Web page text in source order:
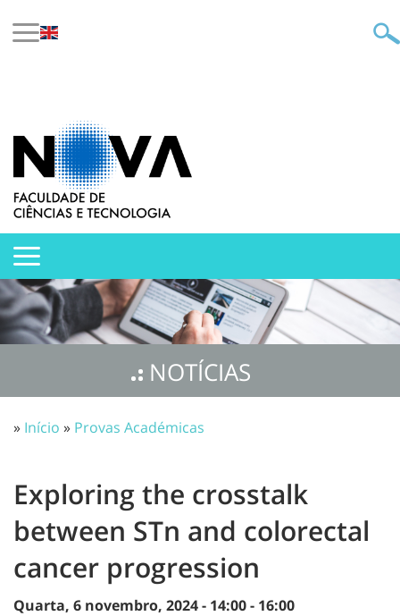
NOTÍCIAS
» Início » Provas Académicas
Exploring the crosstalk
between STn and colorectal
cancer progression
Quarta, 6 novembro, 2024 - 14:00- 16:00